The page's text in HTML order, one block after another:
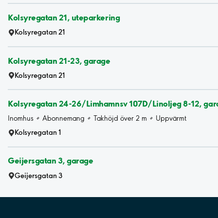
Kolsyregatan 21, uteparkering
Kolsyregatan 21
Kolsyregatan 21-23, garage
Kolsyregatan 21
Kolsyregatan 24-26/Limhamnsv 107D/Linoljeg 8-12,
Inomhus Abonnemang Takhöjd över 2 m
Uppvärmt
Kolsyregatan 1
Geijersgatan 3, garage
Geijersgatan 3